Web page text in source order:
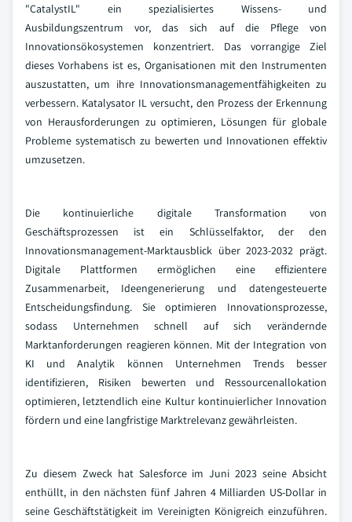
"CatalystIL" ein spezialisiertes Wissens- und
Ausbildungszentrum vor, das sich auf die Pflege von
Innovationsökosystemen konzentriert. Das vorrangige Ziel
dieses Vorhabens ist es, Organisationen mit den Instrumenten
auszustatten, um ihre Innovationsmanagementfähigkeiten zu
verbessern. Katalysator IL versucht, den Prozess der Erkennung
von Herausforderungen zu optimieren, Lösungen für globale
Probleme systematisch zu bewerten und Innovationen effektiv
umzusetzen.
Die kontinuierliche digitale Transformation von
Geschäftsprozessen ist ein Schlüsselfaktor, der den
Innovationsmanagement-Marktausblick über 2023-2032 prägt.
Digitale Plattformen ermöglichen eine effizientere
Zusammenarbeit, Ideengenerierung und datengesteuerte
Entscheidungsfindung. Sie optimieren Innovationsprozesse,
sodass Unternehmen schnell auf sich verändernde
Marktanforderungen reagieren können. Mit der Integration von
KI und Analytik können Unternehmen Trends besser
identifizieren, Risiken bewerten und Ressourcenallokation
optimieren, letztendlich eine Kultur kontinuierlicher Innovation
fördern und eine langfristige Marktrelevanz gewährleisten.
Zu diesem Zweck hat Salesforce im Juni 2023 seine Absicht
enthüllt, in den nächsten fünf Jahren 4 Milliarden US-Dollar in
seine Geschäftstätigkeit im Vereinigten Königreich einzuführen.